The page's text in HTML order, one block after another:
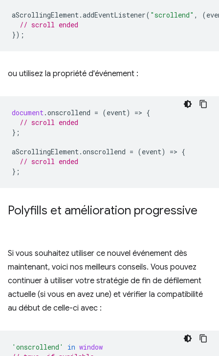
aScrollingElement.addEventListener( "scrollend" , (
// scroll ended
});
ou utilisez la propriété d'événement :
document.onscrollend = (event) => {
// scroll ended
};
aScrollingElement.onscrollend = (event) => {
// scroll ended
};
Polyfills et amélioration progressive
Si vous souhaitez utiliser ce nouvel événement dès
maintenant, voici nos meilleurs conseils. Vous pouvez
continuer à utiliser votre stratégie de fin de défilement
actuelle (si vous en avez une) et vérifier la compatibilité
au début de celle-ci avec :
'onscrollend' in window